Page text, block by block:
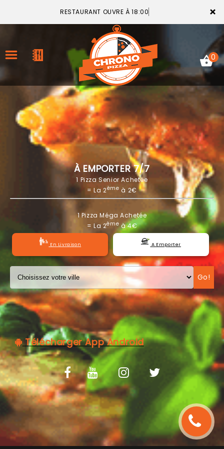
×
RESTAURANT OUVRE À 18:00
ACCUEIL
LA CARTE
VOTRE COMPTE
NOTRE RESTAURANT
VOS AVIS
MENTIONS LÉGALES
0
À EMPORTER 7/7
1 Pizza Senior Achetée
= La 2ème à 2€
1 Pizza Méga Achetée
= La 2èmeà 4€
En Livraison A Emporter
Go!
Télécharger App Android